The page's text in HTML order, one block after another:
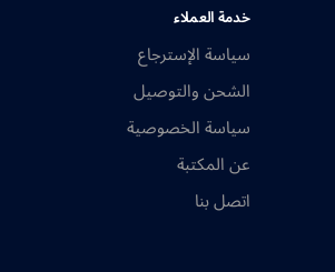
خدمة العملاء
سياسة الإسترجاع
الشحن والتوصيل
سياسة الخصوصية
عن المكتبة
اتصل بنا